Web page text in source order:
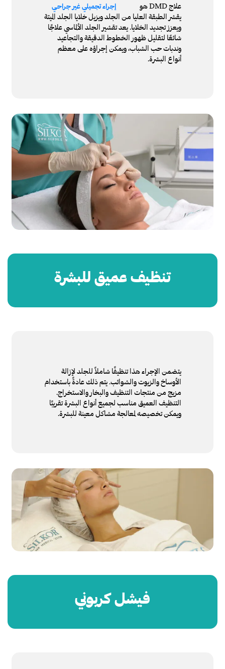
علاج DMD هو إجراء تجميلي غير جراحي
يقشر الطبقة العليا من الجلد ويزيل خلايا الجلد الميتة
ويعزز تجديد الخلايا. يعد تقشير الجلد الألماسي علاجًا
شائعًا لتقليل ظهور الخطوط الدقيقة والتجاعيد
وندبات حب الشباب، ويمكن إجراؤه على معظم
أنواع البشرة.
تنظيف عميق للبشرة
يتضمن الإجراء هذا تنظيفًا شاملاً للجلد لإزالة
الأوساخ والزيوت والشوائب. يتم ذلك عادةً باستخدام
مزيج من منتجات التنظيف والبخار والاستخراج.
التنظيف العميق مناسب لجميع أنواع البشرة تقريبًا
ويمكن تخصيصه لمعالجة مشاكل معينة للبشرة.
فيشل كربوني